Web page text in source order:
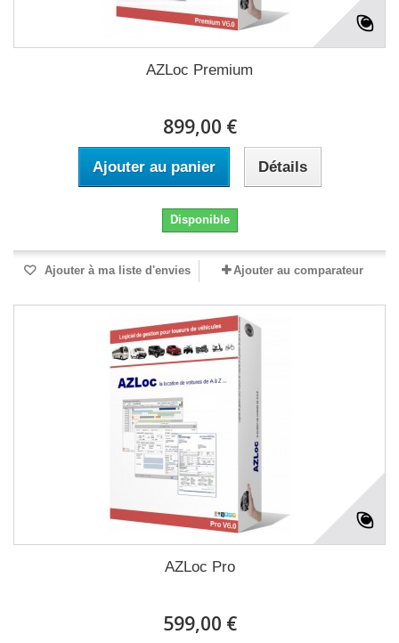
AZLoc Premium
899,00 €
Ajouter au panier Détails
Disponible
Ajouter à ma liste d'envies Ajouter au comparateur
AZLoc Pro
599,00 €